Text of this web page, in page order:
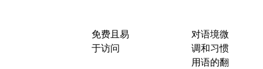
免费且易
于访问
对语境微
调和习惯
用语的翻